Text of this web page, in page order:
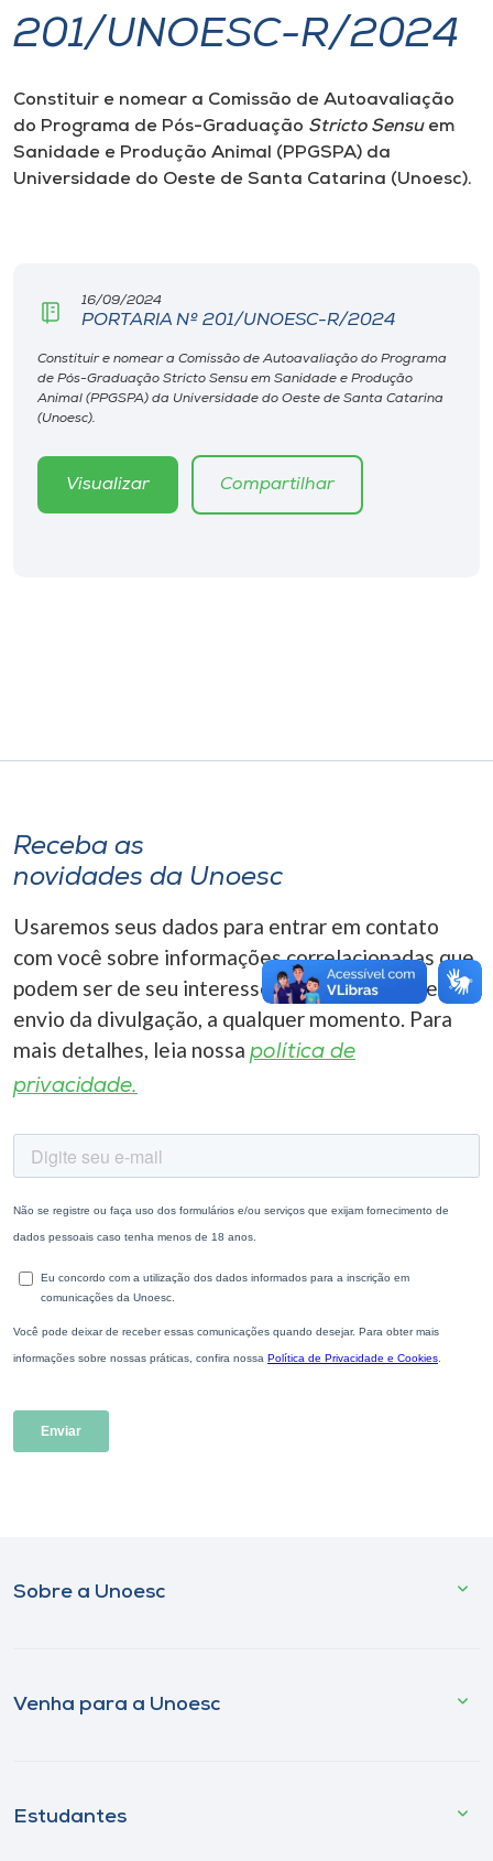
I.nova
Diplomados
Cultura
Biblioteca
Editora
Museu
A-
201/UNOESC-R/2024
Constituir e nomear a Comissão de Autoavaliação
do Programa de Pós-Graduação Stricto Sensu em
Sanidade e Produção Animal (PPGSPA) da
Universidade do Oeste de Santa Catarina (Unoesc).
16/09/2024
PORTARIA Nº 201/UNOESC-R/2024
Constituir e nomear a Comissão de Autoavaliação do Programa
de Pós-Graduação Stricto Sensu em Sanidade e Produção
Animal (PPGSPA) da Universidade do Oeste de Santa Catarina
(Unoesc).
Visualizar Compartilhar
Receba as
novidades da Unoesc
Usaremos seus dados para entrar em contato
com você sobre informações correlacionadas que
podem ser de seu interesse. Você pode cancelar o
envio da divulgação, a qualquer momento. Para
mais detalhes, leia nossa política de
privacidade.
Sobre a Unoesc
Venha para a Unoesc
Estudantes